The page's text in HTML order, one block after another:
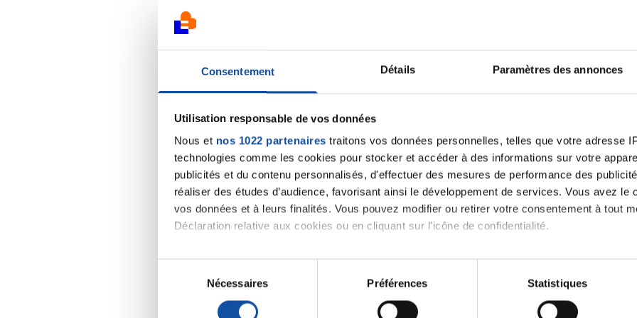
Consentement Détails Paramètres des annonces
Utilisation responsable de vos données
Nous et nos 1022 partenaires traitons vos données personnelles, telles que votre adresse
technologies comme les cookies pour stocker et accéder à des informations sur votre
publicités et du contenu personnalisés, d'effectuer des mesures de performance des
réaliser des études d’audience, favorisant ainsi le développement de services. Vous avez le
vos données et à leurs finalités. Vous pouvez modifier ou retirer votre consentement à tout
Déclaration relative aux cookies ou en cliquant sur l'icône de confidentialité.
Si vous le permettez, nous aimerions également :
Collecter des informations sur votre localisation géographique qui peuvent être
digitales).
Nécessaires Préférences Statistiques
La consultation d'un psychiatre en libéral est
La maladie peut avoir un impact sur votre vie
Centre d'Information sur les Droits des
conseils, un soutien et vous orienter vers des
Pour en savoir plus
Le soutien psychologique Brochure de la Ligue
La carte des CMPP (Centres Médico-Psycho-
Centre d’Information sur les Droits des
Partager :